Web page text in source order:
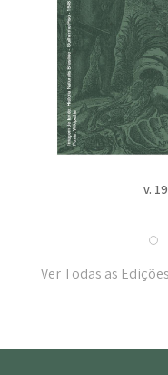
v.
Ver Todas as Edições